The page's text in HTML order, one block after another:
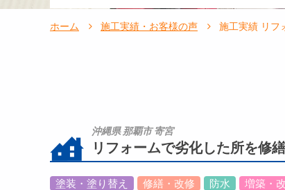
ホーム 施工実績・お客様の声 施工実績 リフ
沖縄県 那覇市 寄宮
リフォームで劣化した所を修繕
塗装・塗り替え 修繕・改修 防水 増築・